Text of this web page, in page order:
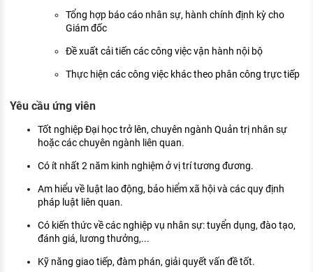
Tổng hợp báo cáo nhân sự, hành chính định kỳ cho
Giám đốc
Đề xuất cải tiến các công việc vận hành nội bộ
Thực hiện các công việc khác theo phân công trực tiếp
Yêu cầu ứng viên
Tốt nghiệp Đại học trở lên, chuyên ngành Quản trị nhân sự
hoặc các chuyên ngành liên quan.
Có ít nhất 2 năm kinh nghiệm ở vị trí tương đương.
Am hiểu về luật lao động, bảo hiểm xã hội và các quy định
pháp luật liên quan.
Có kiến thức về các nghiệp vụ nhân sự: tuyển dụng, đào tạo,
đánh giá, lương thưởng,...
Kỹ năng giao tiếp, đàm phán, giải quyết vấn đề tốt.